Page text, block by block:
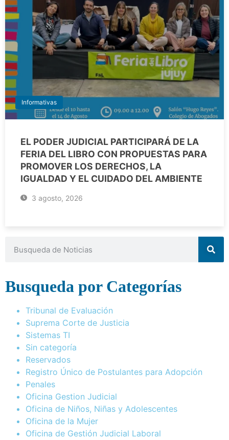
Informativas
EL PODER JUDICIAL PARTICIPARÁ DE LA
FERIA DEL LIBRO CON PROPUESTAS PARA
PROMOVER LOS DERECHOS, LA
IGUALDAD Y EL CUIDADO DEL AMBIENTE
3 agosto, 2026
Busqueda por Categorías
Tribunal de Evaluación
Suprema Corte de Justicia
Sistemas TI
Sin categoría
Reservados
Registro Único de Postulantes para Adopción
Penales
Oficina Gestion Judicial
Oficina de Niños, Niñas y Adolescentes
Oficina de la Mujer
Oficina de Gestión Judicial Laboral